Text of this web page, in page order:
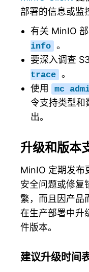
部署的信息或监
有关 MinIO
info 。
要深入调查
trace 。
使用
mc
令支持类型和
出。
升级和版本
MinIO 定期发布
安全问题或修复
繁，而且因产品
在生产部署中升
件版本。
建议升级时间